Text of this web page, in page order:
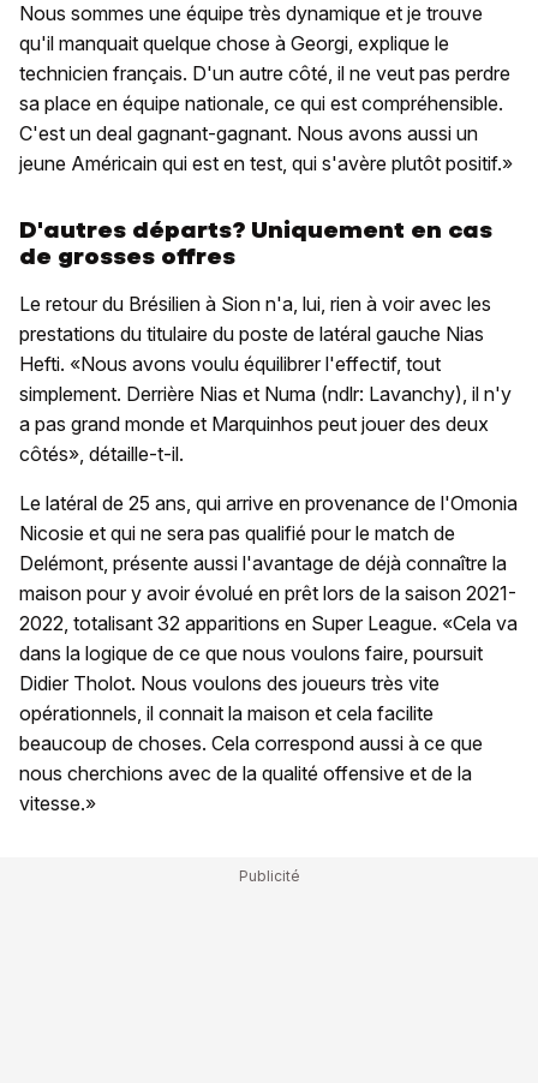
Nous sommes une équipe très dynamique et je trouve
qu'il manquait quelque chose à Georgi, explique le
technicien français. D'un autre côté, il ne veut pas perdre
sa place en équipe nationale, ce qui est compréhensible.
C'est un deal gagnant-gagnant. Nous avons aussi un
jeune Américain qui est en test, qui s'avère plutôt positif.»
D'autres départs? Uniquement en cas
de grosses offres
Le retour du Brésilien à Sion n'a, lui, rien à voir avec les
prestations du titulaire du poste de latéral gauche Nias
Hefti. «Nous avons voulu équilibrer l'effectif, tout
simplement. Derrière Nias et Numa (ndlr: Lavanchy), il n'y
a pas grand monde et Marquinhos peut jouer des deux
côtés», détaille-t-il.
Le latéral de 25 ans, qui arrive en provenance de l'Omonia
Nicosie et qui ne sera pas qualifié pour le match de
Delémont, présente aussi l'avantage de déjà connaître la
maison pour y avoir évolué en prêt lors de la saison 2021-
2022, totalisant 32 apparitions en Super League. «Cela va
dans la logique de ce que nous voulons faire, poursuit
Didier Tholot. Nous voulons des joueurs très vite
opérationnels, il connait la maison et cela facilite
beaucoup de choses. Cela correspond aussi à ce que
nous cherchions avec de la qualité offensive et de la
vitesse.»